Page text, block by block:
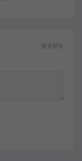
暂无评论